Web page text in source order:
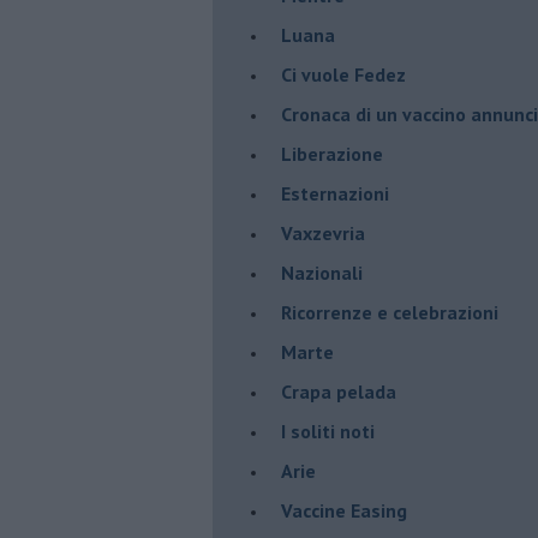
Luana
​Ci vuole Fedez
​Cronaca di un vaccino
​Liberazione
Esternazioni
Vaxzevria
Nazionali
​Ricorrenze e celebrazioni
Marte
​Crapa pelada
​I soliti noti
Arie
​Vaccine Easing